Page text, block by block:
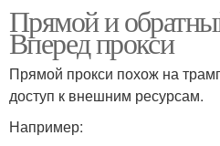
Прямой и
Вперед прокси
Прямой прокси похож на
доступ к внешним ресурсам.
Например: